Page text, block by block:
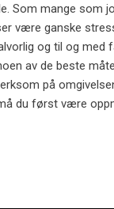
Som mange som
være ganske
og til og med
av de beste
på
du først være